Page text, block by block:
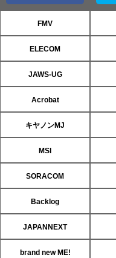
FMV
ELECOM
JAWS-UG
Acrobat
キヤノンMJ
MSI
SORACOM
Backlog
JAPANNEXT
brand new ME!